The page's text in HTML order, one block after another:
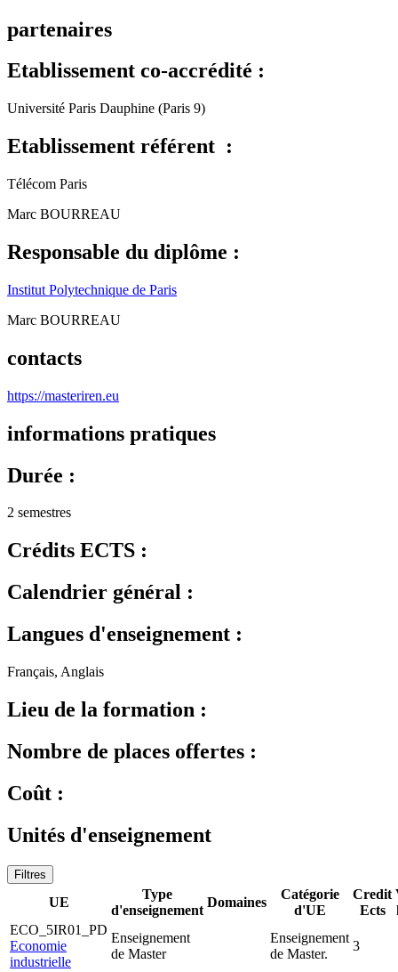
partenaires
Etablissement co-accrédité :
Université Paris Dauphine (Paris 9)
Etablissement référent :
Télécom Paris
Marc BOURREAU
Responsable du diplôme :
Institut Polytechnique de Paris
Marc BOURREAU
contacts
https://masteriren.eu
informations pratiques
Durée :
2 semestres
Crédits ECTS :
Calendrier général :
Langues d'enseignement :
Français, Anglais
Lieu de la formation :
Nombre de places offertes :
Coût :
Unités d'enseignement
Filtres
UE
Type
d'enseignement
Domaines
Catégorie
d'UE
Credit
Ects
ECO_5IR01_PD
Economie
industrielle
Enseignement
de Master
Enseignement
de Master.
3